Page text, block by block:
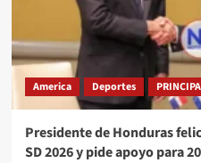
America Deportes
Presidente de Honduras
SD 2026 y pide apoyo para